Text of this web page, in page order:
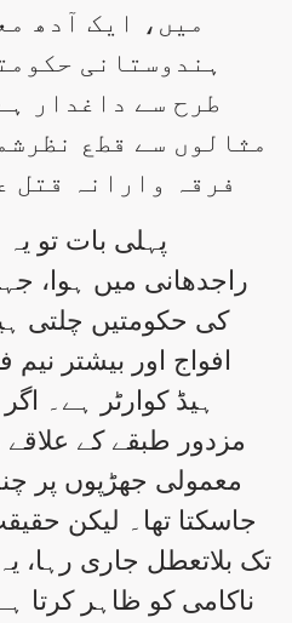
میں، ایک آدھ
ہندوستانی
طرح سے داغدار
مثالوں سے قطع
فرقہ وارانہ قتل
پہلی بات تو
راجدھانی میں ہوا،
کی حکومتیں چلتی
افواج اور بیشتر
ہیڈ کوارٹر ہے۔
مزدور طبقے کے
معمولی جھڑپوں پر
جاسکتا تھا۔ لیکن
تک بلاتعطل جاری
ناکامی کو ظاہر کرتا